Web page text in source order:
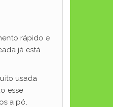
rápido e
já está
usada
esse
a pó.